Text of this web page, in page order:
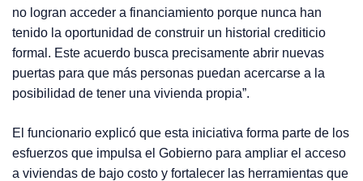
no logran acceder a financiamiento porque nunca han
tenido la oportunidad de construir un historial crediticio
formal. Este acuerdo busca precisamente abrir nuevas
puertas para que más personas puedan acercarse a la
posibilidad de tener una vivienda propia”.
El funcionario explicó que esta iniciativa forma parte de los
esfuerzos que impulsa el Gobierno para ampliar el acceso
a viviendas de bajo costo y fortalecer las herramientas que